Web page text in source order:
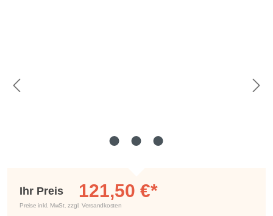
Ihr Preis 121,50 €*
Preise inkl. MwSt. zzgl. Versandkosten